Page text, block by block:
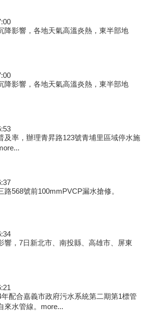
降影響，各地天氣高溫炎熱，東半部地
降影響，各地天氣高溫炎熱，東半部地
及率，辦理青昇路123號青埔里區域停水施
路568號前100mmPVCP漏水搶修。
響，7日新北市、南投縣、高雄市、屏東
配合嘉義市政府污水系統第二期第1標管
水管線。 more...